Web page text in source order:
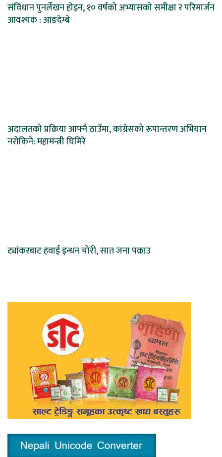
संविधान पुनर्लेखन होइन, १० वर्षको अभ्यासको समीक्षा र परिमार्जन
आवश्यक : आङदेम्बे
अदालतको प्रक्रिया आफ्नै ठाउँमा, कांग्रेसको रूपान्तरण अभियान
नरोकिने: महामन्त्री घिमिरे
ट्यांकरबाट हवाई इन्धन चोरी, सात जना पक्राउ